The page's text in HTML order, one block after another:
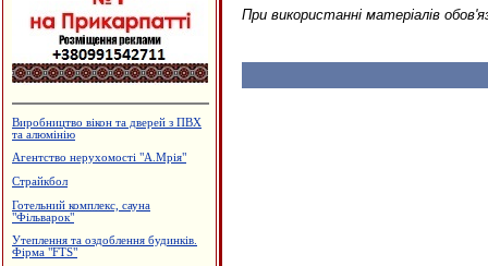
Магазин "Макітра" - посуд, сувеніри
в Італії
Сімейний пансіон "На Куті"
"Дятьківці"
При використанні матеріалів